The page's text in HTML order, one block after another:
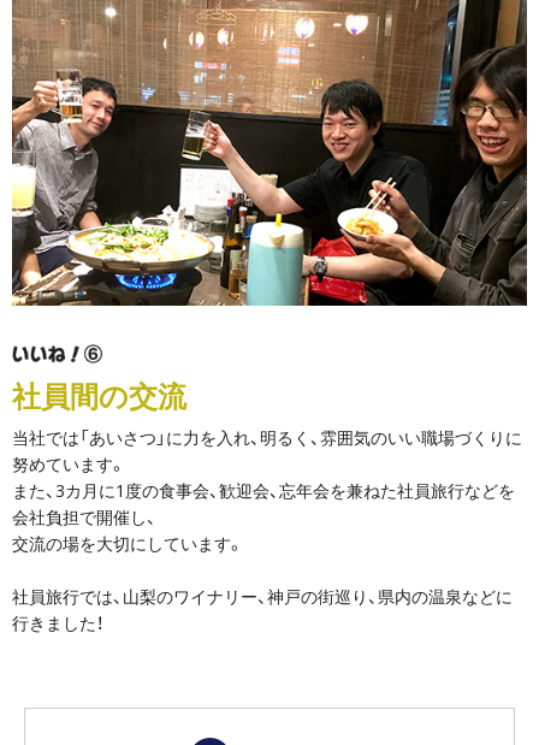
社員間の交流
当社では「あいさつ」に力を入れ、明るく、雰囲気のいい職場づくりに
努めています。
また、3カ月に1度の食事会、歓迎会、忘年会を兼ねた社員旅行などを
会社負担で開催し、
交流の場を大切にしています。
社員旅行では、山梨のワイナリー、神戸の街巡り、県内の温泉などに
行きました！